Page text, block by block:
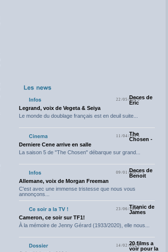
22/05/2025Deces de
Eric
Legrand, voix de Vegeta & Seiya
Le monde du doublage français est en deuil suite...
11/04/2025
The
Chosen -
Derniere Cene arrive en salle
La saison 5 de "The Chosen" débarque sur grand...
09/01/2025Deces de
Benoit
Allemane, voix de Morgan Freeman
C'est avec une immense tristesse que nous vous
annonçons...
23/06/2024Titanic de
James
Cameron, ce soir sur TF1!
À la mémoire de Jenny Gérard (1933/2020), elle nous...
14/02/202420 films a
voir pour la